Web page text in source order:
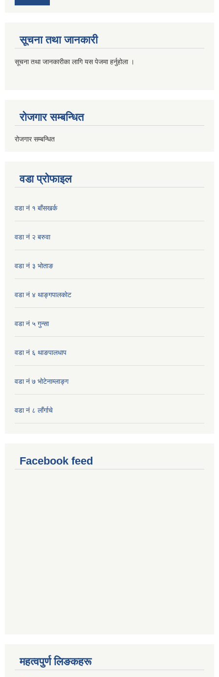
सूचना तथा जानकारी
सूचना तथा जानकारीका लागि यस पेजमा हर्नुहोला ।
रोजगार सम्बन्धित
रोजगार सम्बन्धित
वडा प्रोफाइल
वडा नं १ बाँसखर्क
वडा नं २ बरुवा
वडा नं ३ भाेताङ
वडा नं ४ थाङ्गपालकाेट
वडा नं ५ गुन्सा
वडा नं ६ थाङपालधाप
वडा नं ७ भाेटेनाम्लाङ्ग
वडा नं ८ लाँर्गाचे
Facebook feed
महत्वपुर्ण लिङकहरू